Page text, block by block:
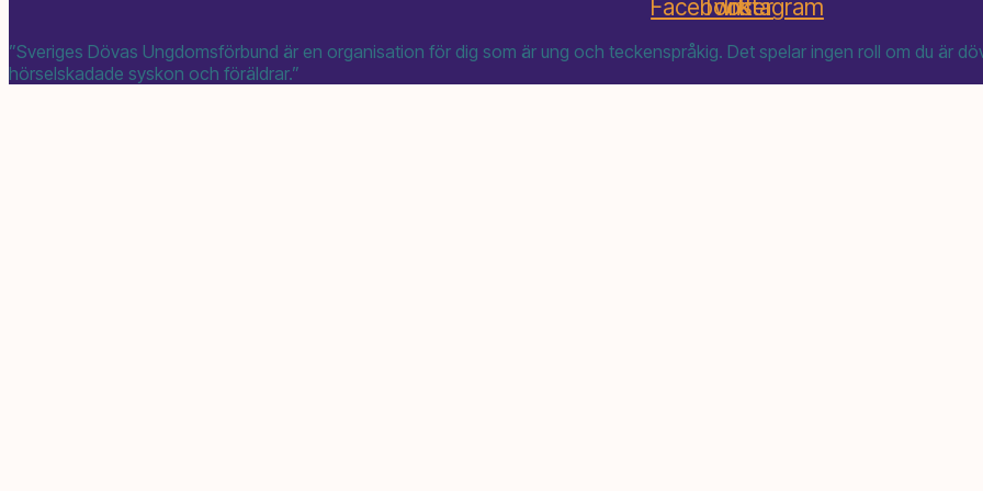
Facebook
Twitter
Instagram
”Sveriges Dövas Ungdomsförbund är en organisation för dig som är ung och teckenspråkig. Det spelar ingen roll om du är
hörselskadade syskon och föräldrar.”